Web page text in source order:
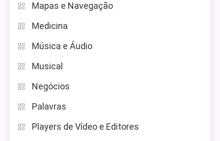
Mapas e Navegação
Medicina
Música e Áudio
Musical
Negócios
Palavras
Players de Vídeo e Editores